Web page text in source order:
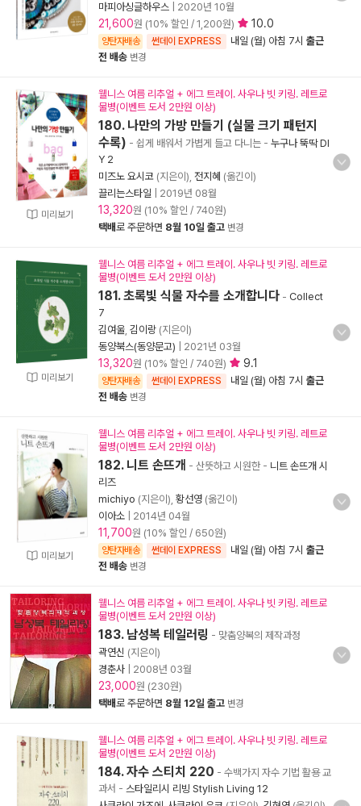
마피아싱글하우스
2020년 10월
21,600원 (10% 할인 / 1,200원) 10.0
양탄자배송 썬데이 EXPRESS 내일 (월) 아침 7시 출근
전 배송 변경
미리보기
웰니스 여름 리추얼 + 에그 트레이. 사우나 빗 키링. 레트로
물병(이벤트 도서 2만원 이상)
180. 나만의 가방 만들기 (실물 크기 패턴지
수록) - 쉽게 배워서 가볍게 들고 다니는 - 누구나 뚝딱 DI
Y 2
미즈노 요시코 (지은이), 전지혜 (옮긴이)
끌리는스타일
2019년 08월
13,320원 (10% 할인 / 740원)
택배로 주문하면 8월 10일 출고 변경
미리보기
웰니스 여름 리추얼 + 에그 트레이. 사우나 빗 키링. 레트로
물병(이벤트 도서 2만원 이상)
181. 초록빛 식물 자수를 소개합니다 - Collect
7
김여울 김이랑 (지은이)
동양북스(동양문고)
2021년 03월
13,320원 (10% 할인 / 740원) 9.1
양탄자배송 썬데이 EXPRESS 내일 (월) 아침 7시 출근
전 배송 변경
미리보기
웰니스 여름 리추얼 + 에그 트레이. 사우나 빗 키링. 레트로
물병(이벤트 도서 2만원 이상)
182. 니트 손뜨개 - 산뜻하고 시원한- 니트 손뜨개 시
리즈
michiyo (지은이), 황선영 (옮긴이)
이아소
2014년 04월
11,700원 (10% 할인 / 650원)
양탄자배송 썬데이 EXPRESS 내일 (월) 아침 7시 출근
전 배송 변경
웰니스 여름 리추얼 + 에그 트레이. 사우나 빗 키링. 레트로
물병(이벤트 도서 2만원 이상)
183. 남성복 테일러링 - 맞춤양복의 제작과정
곽연신 (지은이)
경춘사
2008년 03월
23,000원 (230원)
택배로 주문하면 8월 12일 출고 변경
웰니스 여름 리추얼 + 에그 트레이. 사우나 빗 키링. 레트로
물병(이벤트 도서 2만원 이상)
184. 자수 스티치 220 - 수백가지 자수 기법 활용 교
과서 - 스타일리시 리빙 Stylish Living 12